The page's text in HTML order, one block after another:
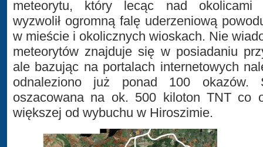
meteorytu, który lecąc nad okolicami
wyzwolił ogromną falę uderzeniową
w mieście i okolicznych wioskach. Nie
meteorytów znajduje się w posiadaniu
ale bazując na portalach internetowych
odnaleziono już ponad 100 okazów.
oszacowana na ok. 500 kiloton TNT co
większej od wybuchu w Hiroszimie.